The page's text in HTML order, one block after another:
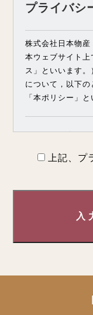
プライバシ
株式会社日本物産
本ウェブサイト
ス」といいます
について，以下の
「本ポリシー」
月日，住所，電
郵便番号や性別
上記、
入